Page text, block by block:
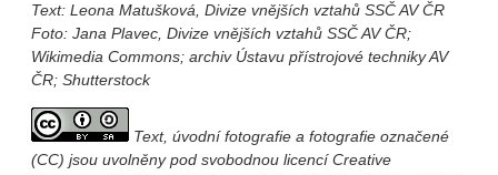
Text: Leona Matušková, Divize vnějších vztahů SSČ AV ČR
Foto: Jana Plavec, Divize vnějších vztahů SSČ AV ČR;
Wikimedia Commons; archiv Ústavu přístrojové techniky AV
ČR; Shutterstock
Text, úvodní fotografie a fotografie označené
(CC) jsou uvolněny pod svobodnou licencí Creative